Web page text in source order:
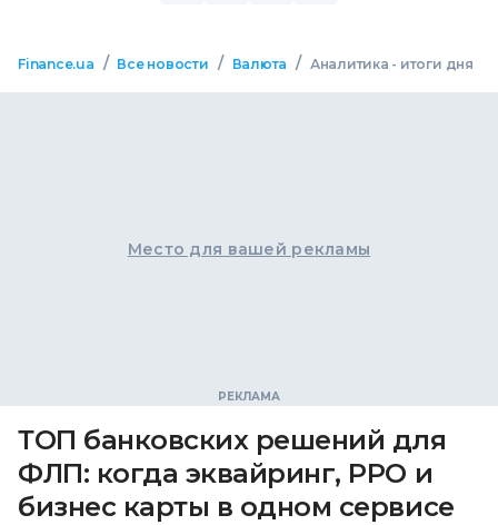
Finance.ua / Все новости / Валюта / Аналитика - итоги дня
Место для вашей рекламы
ТОП банковских решений для
ФЛП: когда эквайринг, РРО и
бизнес карты в одном сервисе